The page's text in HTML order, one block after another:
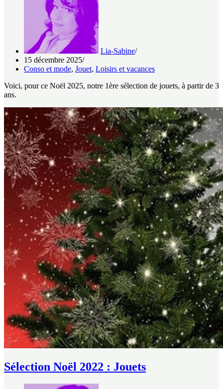
Lia-Sabine
15 décembre 2025
Conso et mode, Jouet, Loisirs et vacances
Voici, pour ce Noël 2025, notre 1ère sélection de jouets, à partir de 3
ans.
Sélection Noël 2022 : Jouets